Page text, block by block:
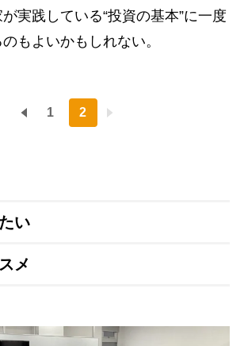
実践している“投資の基本”に一度
もよいかもしれない。
1 2
い
メ